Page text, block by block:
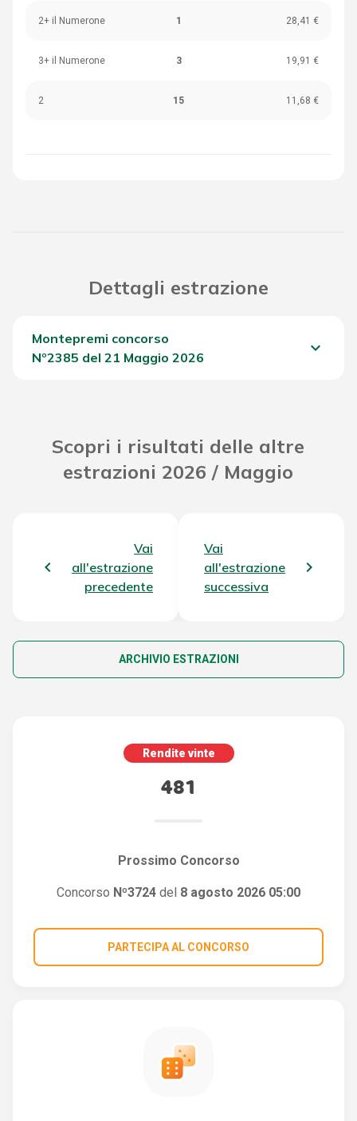
2+ il Numerone 1 28,41 €
3+ il Numerone 3 19,91 €
2 15 11,68 €
Dettagli estrazione
Montepremi concorso
Nº2385 del 21 Maggio 2026
keyboard_arrow_down
Scopri i risultati delle altre
estrazioni 2026 / Maggio
Vai
all'estrazione
precedente
Vai
all'estrazione
successiva
ARCHIVIO ESTRAZIONI
Rendite vinte
481
Prossimo Concorso
Concorso Nº3724 del 8 agosto 2026 05:00
PARTECIPA AL CONCORSO